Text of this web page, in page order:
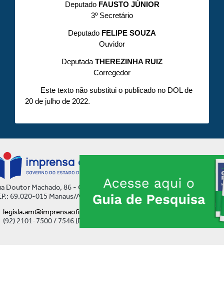
Deputado FAUSTO JÚNIOR
3º Secretário
Deputado FELIPE SOUZA
Ouvidor
Deputada THEREZINHA RUIZ
Corregedor
Este texto não substitui o publicado no DOL de
20 de julho de 2022.
Doutor Machado, 86 - Centro
69.020-015 Manaus/AM
legisla.am@imprensaoficial.am.gov.br
(92) 2101-7500 / 7546 (Ramal)